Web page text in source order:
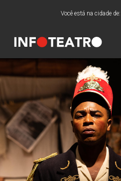
Você está na cidade de: